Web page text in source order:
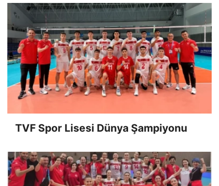
TVF Spor Lisesi Dünya Şampiyonu